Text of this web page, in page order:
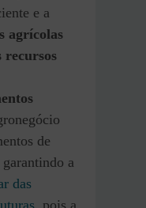
e a
agrícolas
recursos
de
a
das
pois a